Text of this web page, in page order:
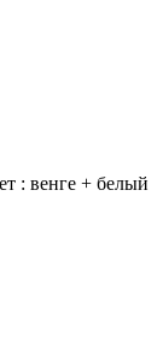
: венге + белый